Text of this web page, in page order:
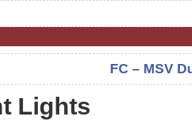
FC – MSV
Lights